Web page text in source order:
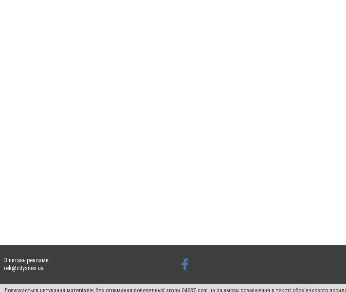
З питань реклами:
rek@citysites.ua
Допускається цитування матеріалів без отримання попередньої згоди 04637.com.ua за умови розміщення в тексті обов'язкового